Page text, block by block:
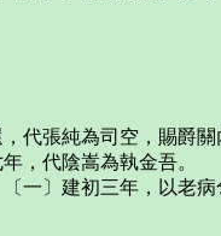
張純為司空，賜爵
，代陰嵩為執金吾。
〕建初三年，以老